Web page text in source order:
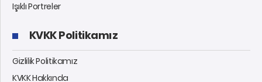
Işıklı Portreler
KVKK Politikamız
Gizlilik Politikamız
KVKK Hakkında